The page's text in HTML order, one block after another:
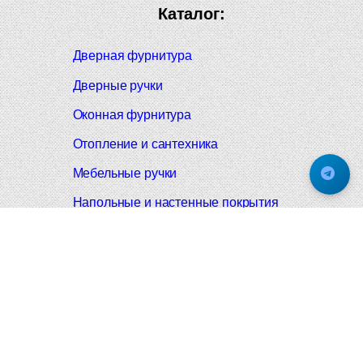
Каталог:
Дверная фурнитура
Дверные ручки
Оконная фурнитура
Отопление и сантехника
Мебельные ручки
Напольные и настенные покрытия